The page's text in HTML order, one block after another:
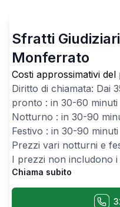
Sfratti
Monferrato
Costi approssimativi
Diritto di chiamata: Dai
pronto : in 30-60 minuti
Notturno : in 30-90
Festivo : in 30-90 minuti
Prezzi vari notturni e
I prezzi non includono
Chiama subito